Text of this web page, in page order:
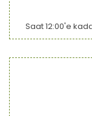
Saat 12:00'e